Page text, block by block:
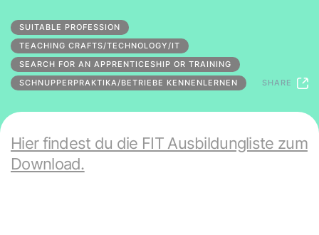
SUITABLE PROFESSION
TEACHING CRAFTS/TECHNOLOGY/IT
SEARCH FOR AN APPRENTICESHIP OR TRAINING
SCHNUPPERPRAKTIKA/BETRIEBE KENNENLERNEN
SHARE
Hier findest du die FIT Ausbildungliste zum
Download.